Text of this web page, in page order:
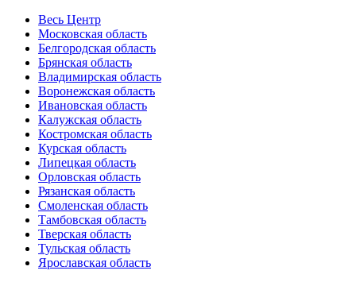
Весь Центр
Московская область
Белгородская область
Брянская область
Владимирская область
Воронежская область
Ивановская область
Калужская область
Костромская область
Курская область
Липецкая область
Орловская область
Рязанская область
Смоленская область
Тамбовская область
Тверская область
Тульская область
Ярославская область